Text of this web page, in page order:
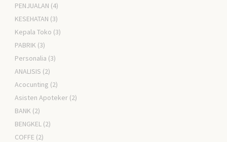
PENJUALAN (4)
KESEHATAN (3)
Kepala Toko (3)
PABRIK (3)
Personalia (3)
ANALISIS (2)
Acocunting (2)
Asisten Apoteker (2)
BANK (2)
BENGKEL (2)
COFFE (2)